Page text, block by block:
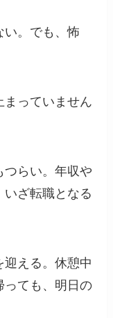
い。でも、怖
まっていません
つらい。年収や
ざ転職となる
える。休憩中
っても、明日の